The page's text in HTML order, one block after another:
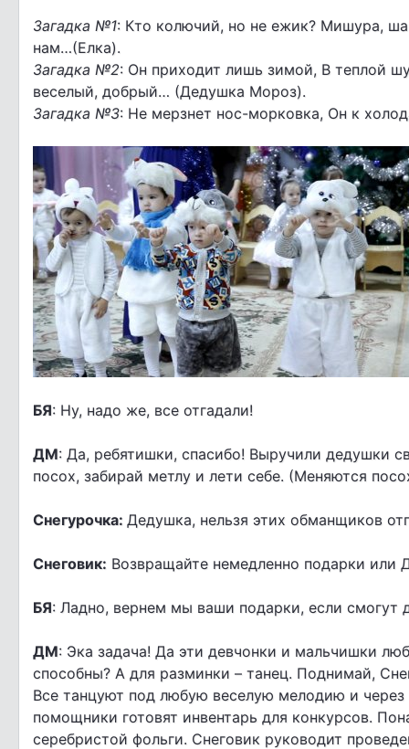
Загадка №1: Кто колючий, но не ежик? Мишура,
нам…(Елка).
Загадка №2: Он приходит лишь зимой, В теплой
веселый, добрый… (Дедушка Мороз).
Загадка №3: Не мерзнет нос-морковка, Он к
БЯ: Ну, надо же, все отгадали!
ДМ: Да, ребятишки, спасибо! Выручили дедушки
посох, забирай метлу и лети себе. (Меняются
Снегурочка: Дедушка, нельзя этих обманщиков
Снеговик: Возвращайте немедленно подарки или
БЯ: Ладно, вернем мы ваши подарки, если смогут
ДМ: Эка задача! Да эти девчонки и мальчишки
способны? А для разминки – танец. Поднимай,
Все танцуют под любую веселую мелодию и
помощники готовят инвентарь для конкурсов.
серебристой фольги. Снеговик руководит